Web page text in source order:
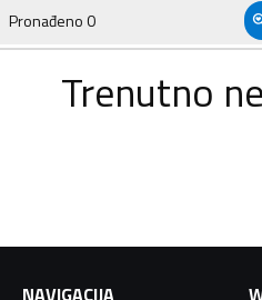
Pronađeno0
Trenutno